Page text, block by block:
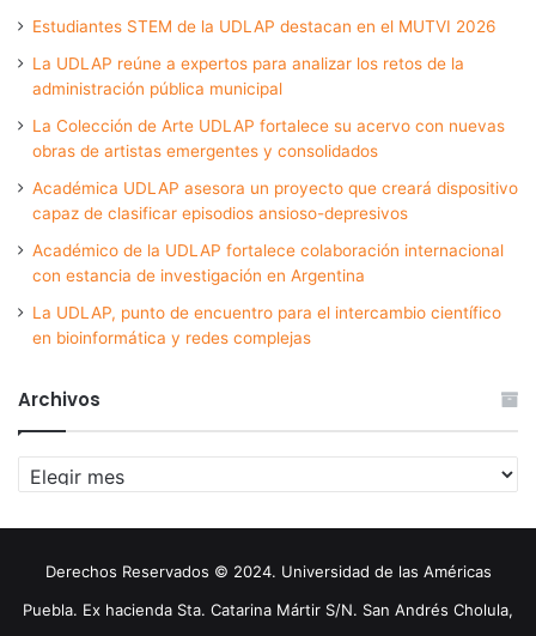
Estudiantes STEM de la UDLAP destacan en el MUTVI 2026
La UDLAP reúne a expertos para analizar los retos de la
administración pública municipal
La Colección de Arte UDLAP fortalece su acervo con nuevas
obras de artistas emergentes y consolidados
Académica UDLAP asesora un proyecto que creará dispositivo
capaz de clasificar episodios ansioso-depresivos
Académico de la UDLAP fortalece colaboración internacional
con estancia de investigación en Argentina
La UDLAP, punto de encuentro para el intercambio científico
en bioinformática y redes complejas
Archivos
Archivos
Derechos Reservados © 2024. Universidad de las Américas
Puebla. Ex hacienda Sta. Catarina Mártir S/N. San Andrés Cholula,